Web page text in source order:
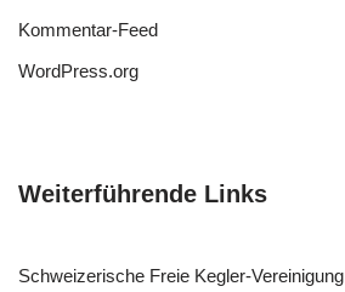
Kommentar-Feed
WordPress.org
Weiterführende Links
Schweizerische Freie Kegler-Vereinigung